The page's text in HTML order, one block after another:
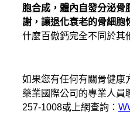
胞合成 ， 體內自發分泌骨
謝，讓退化衰老的骨細胞
什麼百傲鈣完全不同於其
如果您有任何有關骨健康
藥業國際公司的專業人員
257-1008或上網查詢：